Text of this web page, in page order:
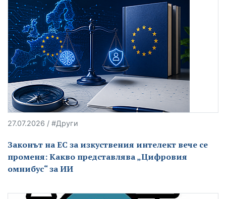
27.07.2026 / #Други
Законът на ЕС за изкуствения интелект вече се
променя: Какво представлява „Цифровия
омнибус“ за ИИ